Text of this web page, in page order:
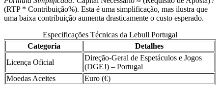
(RTP * Contribuição%). Esta é uma simplificação, mas ilustra que
uma baixa contribuição aumenta drasticamente o custo esperado.
Especificações Técnicas da Lebull Portugal
Categoria
Detalhes
Licença Oficial
Direção-Geral de Espetáculos e Jogos
(DGEJ) – Portugal
Moedas Aceites
Euro (€)